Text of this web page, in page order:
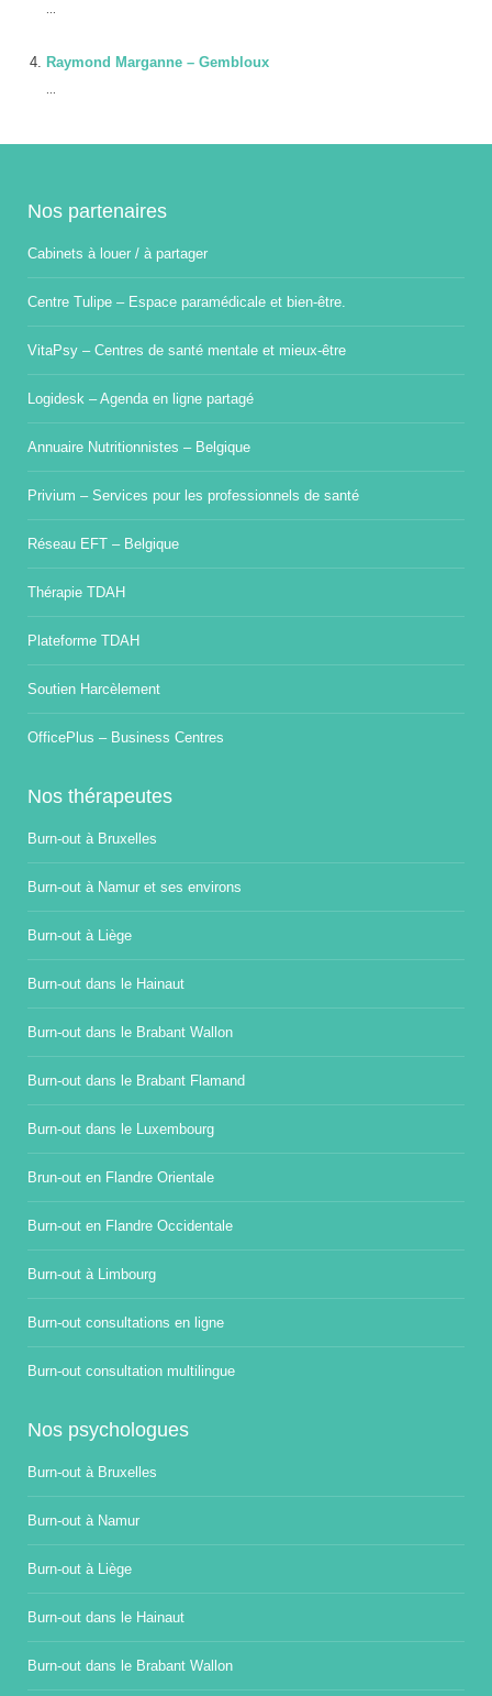
Raymond Marganne – Gembloux
Nos partenaires
Cabinets à louer / à partager
Centre Tulipe – Espace paramédicale et bien-être.
VitaPsy – Centres de santé mentale et mieux-être
Logidesk – Agenda en ligne partagé
Annuaire Nutritionnistes – Belgique
Privium – Services pour les professionnels de santé
Réseau EFT – Belgique
Thérapie TDAH
Plateforme TDAH
Soutien Harcèlement
OfficePlus – Business Centres
Nos thérapeutes
Burn-out à Bruxelles
Burn-out à Namur et ses environs
Burn-out à Liège
Burn-out dans le Hainaut
Burn-out dans le Brabant Wallon
Burn-out dans le Brabant Flamand
Burn-out dans le Luxembourg
Brun-out en Flandre Orientale
Burn-out en Flandre Occidentale
Burn-out à Limbourg
Burn-out consultations en ligne
Burn-out consultation multilingue
Nos psychologues
Burn-out à Bruxelles
Burn-out à Namur
Burn-out à Liège
Burn-out dans le Hainaut
Burn-out dans le Brabant Wallon